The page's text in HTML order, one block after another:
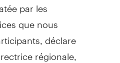
par les
que nous
déclare
régionale,